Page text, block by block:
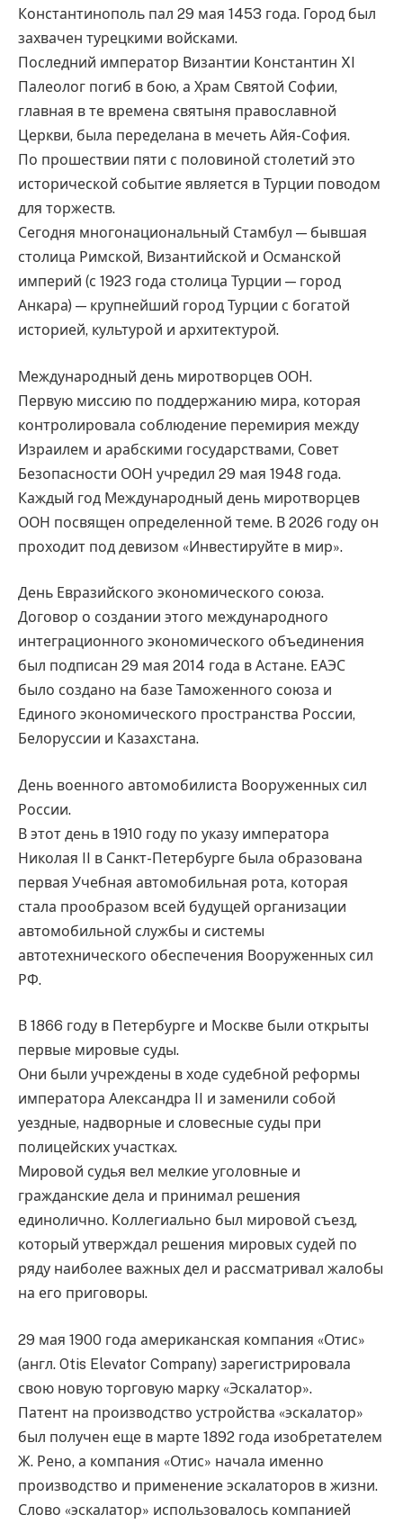
Константинополь пал 29 мая 1453 года. Город был
захвачен турецкими войсками.
Последний император Византии Константин XI
Палеолог погиб в бою, а Храм Святой Софии,
главная в те времена святыня православной
Церкви, была переделана в мечеть Айя-София.
По прошествии пяти с половиной столетий это
исторической событие является в Турции поводом
для торжеств.
Сегодня многонациональный Стамбул — бывшая
столица Римской, Византийской и Османской
империй (с 1923 года столица Турции — город
Анкара) — крупнейший город Турции с богатой
историей, культурой и архитектурой.
Международный день миротворцев ООН.
Первую миссию по поддержанию мира, которая
контролировала соблюдение перемирия между
Израилем и арабскими государствами, Совет
Безопасности ООН учредил 29 мая 1948 года.
Каждый год Международный день миротворцев
ООН посвящен определенной теме. В 2026 году он
проходит под девизом «Инвестируйте в мир».
День Евразийского экономического союза.
Договор о создании этого международного
интеграционного экономического объединения
был подписан 29 мая 2014 года в Астане. ЕАЭС
было создано на базе Таможенного союза и
Единого экономического пространства России,
Белоруссии и Казахстана.
День военного автомобилиста Вооруженных сил
России.
В этот день в 1910 году по указу императора
Николая II в Санкт-Петербурге была образована
первая Учебная автомобильная рота, которая
стала прообразом всей будущей организации
автомобильной службы и системы
автотехнического обеспечения Вооруженных сил
РФ.
В 1866 году в Петербурге и Москве были открыты
первые мировые суды.
Они были учреждены в ходе судебной реформы
императора Александра II и заменили собой
уездные, надворные и словесные суды при
полицейских участках.
Мировой судья вел мелкие уголовные и
гражданские дела и принимал решения
единолично. Коллегиально был мировой съезд,
который утверждал решения мировых судей по
ряду наиболее важных дел и рассматривал жалобы
на его приговоры.
29 мая 1900 года американская компания «Отис»
(англ. Otis Elevator Company) зарегистрировала
свою новую торговую марку «Эскалатор».
Патент на производство устройства «эскалатор»
был получен еще в марте 1892 года изобретателем
Ж. Рено, а компания «Отис» начала именно
производство и применение эскалаторов в жизни.
Слово «эскалатор» использовалось компанией